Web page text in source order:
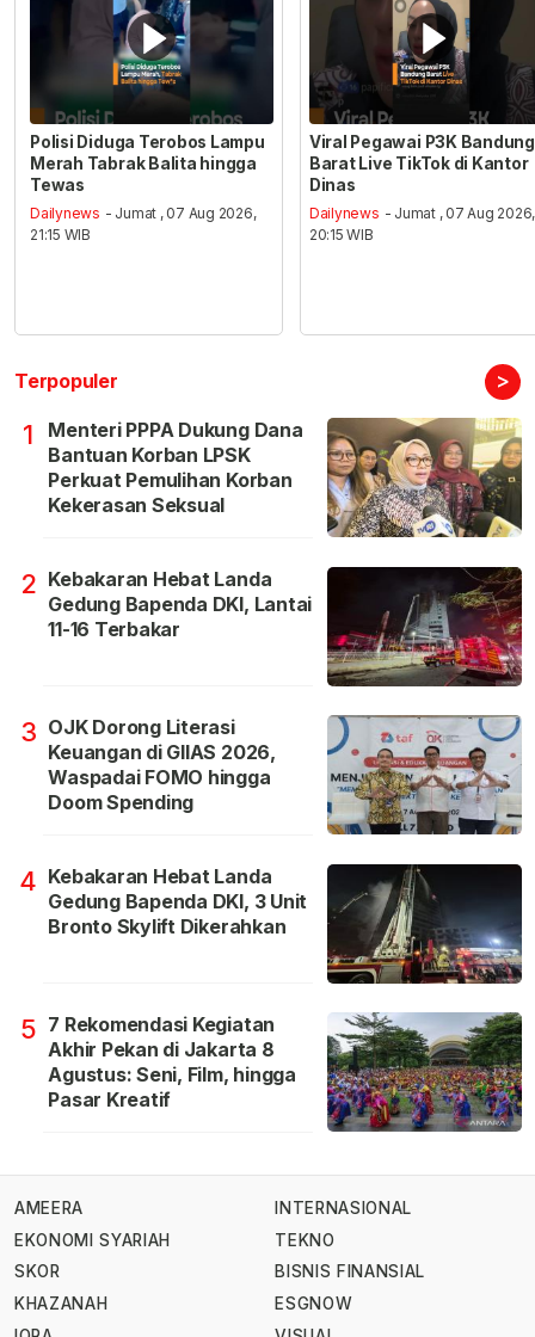
Polisi Diduga Terobos Lampu
Merah Tabrak Balita hingga
Tewas
Dailynews - Jumat , 07 Aug 2026,
21:15 WIB
Viral Pegawai P3K Bandung
Barat Live TikTok di Kantor
Dinas
Dailynews - Jumat , 07 Aug 2026,
20:15 WIB
Terpopuler >
1
Menteri PPPA Dukung Dana
Bantuan Korban LPSK
Perkuat Pemulihan Korban
Kekerasan Seksual
2 Kebakaran Hebat Landa
Gedung Bapenda DKI, Lantai
11-16 Terbakar
3 OJK Dorong Literasi
Keuangan di GIIAS 2026,
Waspadai FOMO hingga
Doom Spending
4 Kebakaran Hebat Landa
Gedung Bapenda DKI, 3 Unit
Bronto Skylift Dikerahkan
5 7 Rekomendasi Kegiatan
Akhir Pekan di Jakarta 8
Agustus: Seni, Film, hingga
Pasar Kreatif
AMEERA
EKONOMI SYARIAH
SKOR
KHAZANAH
INTERNASIONAL
TEKNO
BISNIS FINANSIAL
ESGNOW